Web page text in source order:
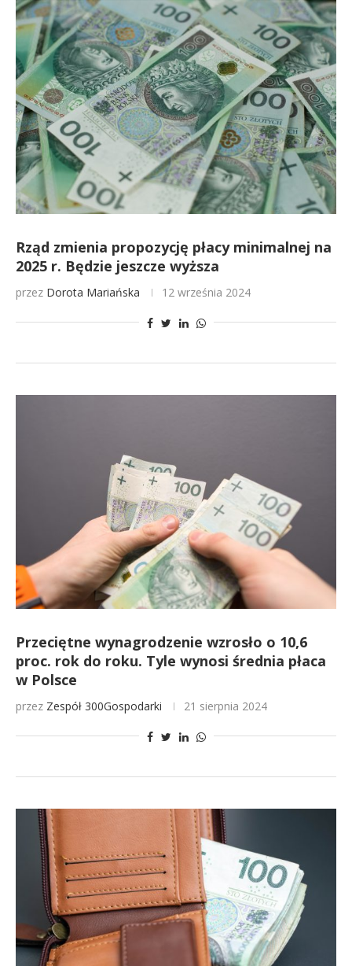
Rząd zmienia propozycję płacy minimalnej na
2025 r. Będzie jeszcze wyższa
przez Dorota Mariańska 12 września 2024
Przeciętne wynagrodzenie wzrosło o 10,6
proc. rok do roku. Tyle wynosi średnia płaca
w Polsce
przez Zespół 300Gospodarki 21 sierpnia 2024